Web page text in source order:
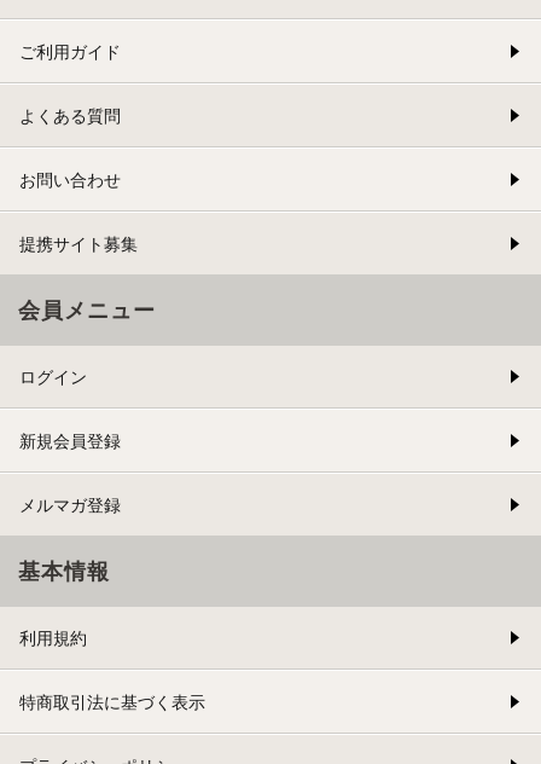
ご利用ガイド
よくある質問
お問い合わせ
提携サイト募集
会員メニュー
ログイン
新規会員登録
メルマガ登録
基本情報
利用規約
特商取引法に基づく表示